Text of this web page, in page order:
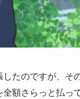
たのですが、そ
額さらっと払っ